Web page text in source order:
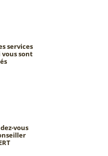
services
vous sont
vous